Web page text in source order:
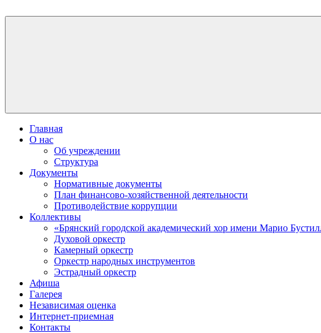
to
Главная
О нас
Об учреждении
Структура
Документы
Нормативные документы
План финансово-хозяйственной деятельности
Противодействие коррупции
Коллективы
«Брянский городской академический хор имени Марио
Духовой оркестр
Камерный оркестр
Оркестр народных инструментов
Эстрадный оркестр
Афиша
Галерея
Независимая оценка
Интернет-приемная
Контакты